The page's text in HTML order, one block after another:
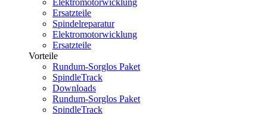
Ersatzteile
Spindelreparatur
Elektromotorwicklung
Ersatzteile
Vorteile
Rundum-Sorglos Paket
SpindleTrack
Downloads
Rundum-Sorglos Paket
SpindleTrack